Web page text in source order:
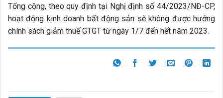
Tổng cộng, theo quy định tại Nghị định số 44/2023/NĐ-CP,
hoạt động kinh doanh bất động sản sẽ không được hưởng
chính sách giảm thuế GTGT từ ngày 1/7 đến hết năm 2023.